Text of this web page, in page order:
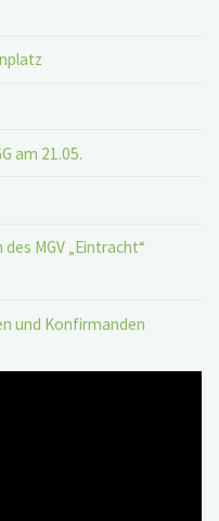
am 21.05.
MGV „Eintracht“
und Konfirmanden